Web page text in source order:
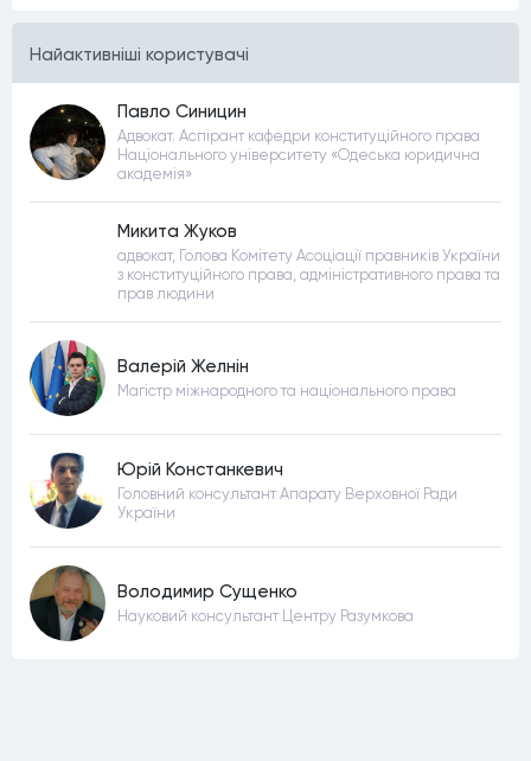
Найактивнiшi користувачi
Павло Синицин
Адвокат. Аспірант кафедри конституційного права
Національного університету «Одеська юридична
академія»
Микита Жуков
адвокат, Голова Комітету Асоціації правників України
з конституційного права, адміністративного права та
прав людини
Валерій Желнін
Магістр міжнародного та національного права
Юрій Констанкевич
Головний консультант Апарату Верховної Ради
України
Володимир Сущенко
Науковий консультант Центру Разумкова